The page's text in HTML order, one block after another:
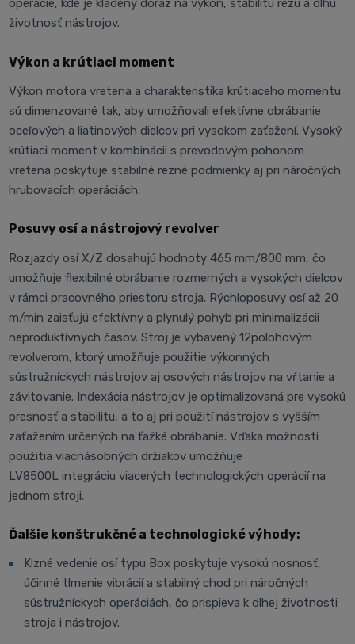
operácie, kde je kladený dôraz na výkon, stabilitu rezu a dlhú
životnosť nástrojov.
Výkon a krútiaci moment
Výkon motora vretena a charakteristika krútiaceho momentu
sú dimenzované tak, aby umožňovali efektívne obrábanie
oceľových a liatinových dielcov pri vysokom zaťažení. Vysoký
krútiaci moment v kombinácii s prevodovým pohonom
vretena poskytuje stabilné rezné podmienky aj pri náročných
hrubovacích operáciách.
Posuvy osí a nástrojový revolver
Rozjazdy osí X/Z dosahujú hodnoty 465 mm/800 mm, čo
umožňuje flexibilné obrábanie rozmerných a vysokých dielcov
v rámci pracovného priestoru stroja. Rýchloposuvy osí až 20
m/min zaisťujú efektívny a plynulý pohyb pri minimalizácii
neproduktívnych časov. Stroj je vybavený 12polohovým
revolverom, ktorý umožňuje použitie výkonných
sústružníckych nástrojov aj osových nástrojov na vŕtanie a
závitovanie. Indexácia nástrojov je optimalizovaná pre vysokú
presnosť a stabilitu, a to aj pri použití nástrojov s vyšším
zaťažením určených na ťažké obrábanie. Vďaka možnosti
použitia viacnásobných držiakov umožňuje
LV8500L integráciu viacerých technologických operácií na
jednom stroji.
Ďalšie konštrukčné a technologické výhody:
Klzné vedenie osí typu Box poskytuje vysokú nosnosť,
účinné tlmenie vibrácií a stabilný chod pri náročných
sústružníckych operáciách, čo prispieva k dlhej životnosti
stroja i nástrojov.